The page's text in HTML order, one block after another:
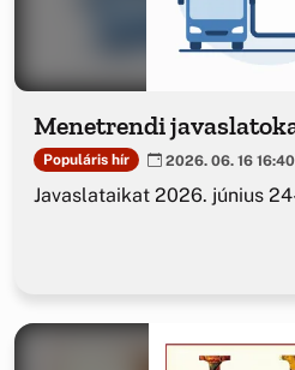
Menetrendi
Populáris hír 2026. 06. 16 16:40
Javaslataikat 2026. június